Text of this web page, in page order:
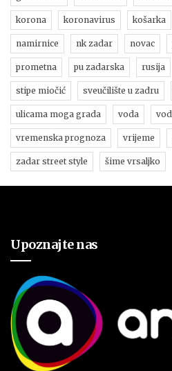
korona koronavirus košarka
namirnice nk zadar novac
prometna pu zadarska rusija
stipe miočić sveučilište u zadru
ulicama moga grada voda
vremenska prognoza vrijeme
zadar street style šime vrsaljko
Upoznajte nas